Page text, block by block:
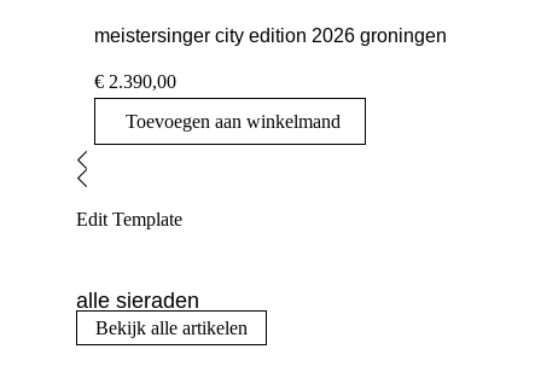
meistersinger city edition 2026 groningen
€ 2.390,00
Toevoegen aan winkelmand
Edit Template
alle sieraden
Bekijk alle artikelen